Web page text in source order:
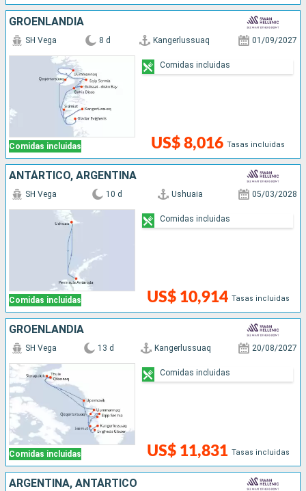
GROENLANDIA
Comidas incluidas
SH Vega 8 d Kangerlussuaq 01/09/2027
US$ 8,016 Tasas incluidas
Comidas incluidas
ANTÁRTICO, ARGENTINA
Comidas incluidas
SH Vega 10 d Ushuaia 05/03/2028
US$ 10,914 Tasas incluidas
Comidas incluidas
GROENLANDIA
Comidas incluidas
SH Vega 13 d Kangerlussuaq 20/08/2027
US$ 11,831 Tasas incluidas
Comidas incluidas
ARGENTINA, ANTÁRTICO